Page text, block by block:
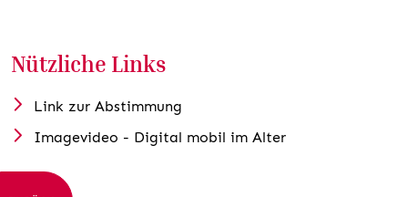
Nützliche Links
Link zur Abstimmung
Imagevideo - Digital mobil im Alter